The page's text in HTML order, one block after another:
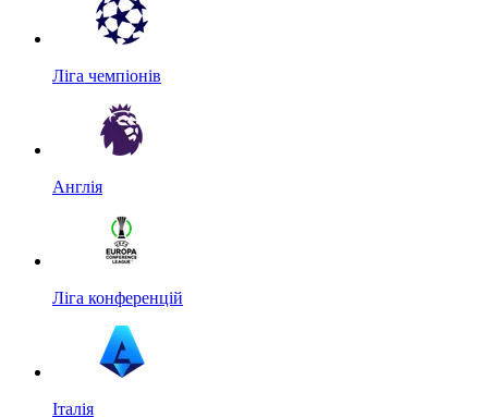
Ліга чемпіонів
Англія
Ліга конференцій
Італія